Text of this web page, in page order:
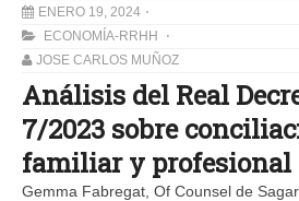
ENERO 19, 2024
ECONOMÍA-RRHH
JOSE CARLOS MUÑOZ
Análisis del Real
7/2023 sobre
familiar y profesional
Gemma Fabregat, Of Counsel de